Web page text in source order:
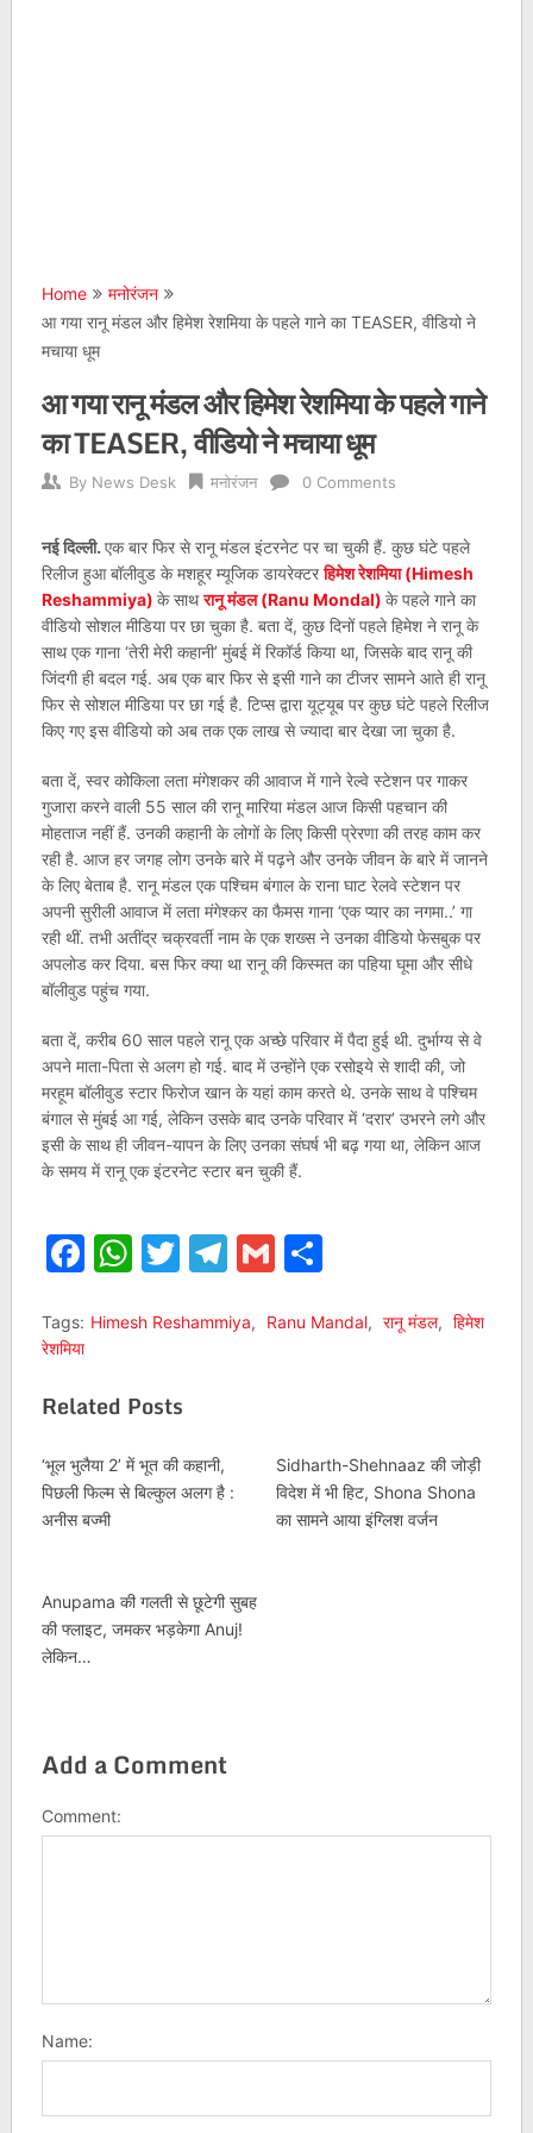
Home
मनोरंजन
आ गया रानू मंडल और हिमेश रेशमिया के पहले गाने का TEASER, वीडियो ने
मचाया धूम
आ गया रानू मंडल और हिमेश रेशमिया के पहले गाने
का TEASER, वीडियो ने मचाया धूम
By News Desk मनोरंजन 0 Comments
नई दिल्ली. एक बार फिर से रानू मंडल इंटरनेट पर चा चुकी हैं. कुछ घंटे पहले
रिलीज हुआ बॉलीवुड के मशहूर म्यूजिक डायरेक्टरहिमेश रेशमिया (Himesh
Reshammiya) के साथरानू मंडल (Ranu Mondal) के पहले गाने का
वीडियो सोशल मीडिया पर छा चुका है. बता दें, कुछ दिनों पहले हिमेश ने रानू के
साथ एक गाना ‘तेरी मेरी कहानी’ मुंबई में रिकॉर्ड किया था, जिसके बाद रानू की
जिंदगी ही बदल गई. अब एक बार फिर से इसी गाने का टीजर सामने आते ही रानू
फिर से सोशल मीडिया पर छा गई है. टिप्स द्वारा यूट्यूब पर कुछ घंटे पहले रिलीज
किए गए इस वीडियो को अब तक एक लाख से ज्यादा बार देखा जा चुका है.
बता दें, स्वर कोकिला लता मंगेशकर की आवाज में गाने रेल्वे स्टेशन पर गाकर
गुजारा करने वाली 55 साल की रानू मारिया मंडल आज किसी पहचान की
मोहताज नहीं हैं. उनकी कहानी के लोगों के लिए किसी प्रेरणा की तरह काम कर
रही है. आज हर जगह लोग उनके बारे में पढ़ने और उनके जीवन के बारे में जानने
के लिए बेताब है. रानू मंडल एक पश्चिम बंगाल के राना घाट रेलवे स्टेशन पर
अपनी सुरीली आवाज में लता मंगेश्कर का फैमस गाना ‘एक प्यार का नगमा..’ गा
रही थीं. तभी अतींद्र चक्रवर्ती नाम के एक शख्‍स ने उनका वीडियो फेसबुक पर
अपलोड कर दिया. बस फिर क्या था रानू की किस्मत का पहिया घूमा और सीधे
बॉलीवुड पहुंच गया.
बता दें, करीब 60 साल पहले रानू एक अच्छे परिवार में पैदा हुई थी. दुर्भाग्य से वे
अपने माता-पिता से अलग हो गई. बाद में उन्होंने एक रसोइये से शादी की, जो
मरहूम बॉलीवुड स्टार फिरोज खान के यहां काम करते थे. उनके साथ वे पश्चिम
बंगाल से मुंबई आ गई, लेकिन उसके बाद उनके परिवार में ‘दरार’ उभरने लगे और
इसी के साथ ही जीवन-यापन के लिए उनका संघर्ष भी बढ़ गया था, लेकिन आज
के समय में रानू एक इंटरनेट स्टार बन चुकी हैं.
Facebook
WhatsApp
Twitter
Telegram
GmailShare
Tags: Himesh Reshammiya, Ranu Mandal, रानू मंडल, हिमेश
रेशमिया
Related Posts
‘भूल भुलैया 2’ में भूत की कहानी,
पिछली फिल्म से बिल्कुल अलग है :
अनीस बज्मी
Sidharth-Shehnaaz की जोड़ी
विदेश में भी हिट, Shona Shona
का सामने आया इंग्लिश वर्जन
Anupama की गलती से छूटेगी सुबह
की फ्लाइट, जमकर भड़केगा Anuj!
लेकिन…
Add a Comment
Comment:
Name: